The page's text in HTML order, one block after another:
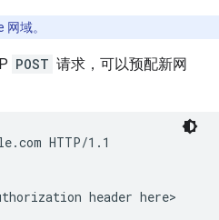
网域。
POST 请求，可以预配新网
HTTP/1.1
header here>